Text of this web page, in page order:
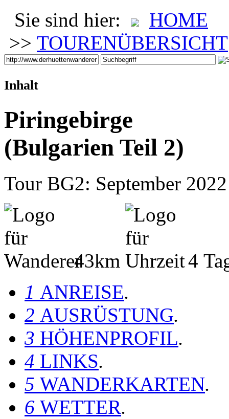
Sie sind hier:
HOME
>> TOURENÜBERSICHT
Inhalt
Piringebirge
(Bulgarien Teil 2)
Tour BG2: September 2022
43km
4
1 ANREISE.
2 AUSRÜSTUNG.
3 HÖHENPROFIL.
4 LINKS.
5 WANDERKARTEN.
6 WETTER.